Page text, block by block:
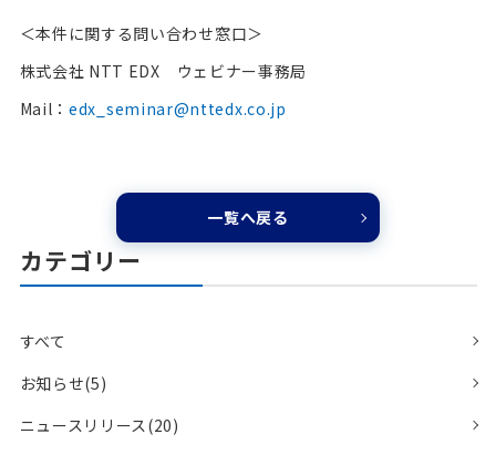
＜本件に関する問い合わせ窓口＞
株式会社 NTT EDX ウェビナー事務局
Mail： edx_seminar@nttedx.co.jp
一覧へ戻る
カテゴリー
すべて
お知らせ(5)
ニュースリリース(20)